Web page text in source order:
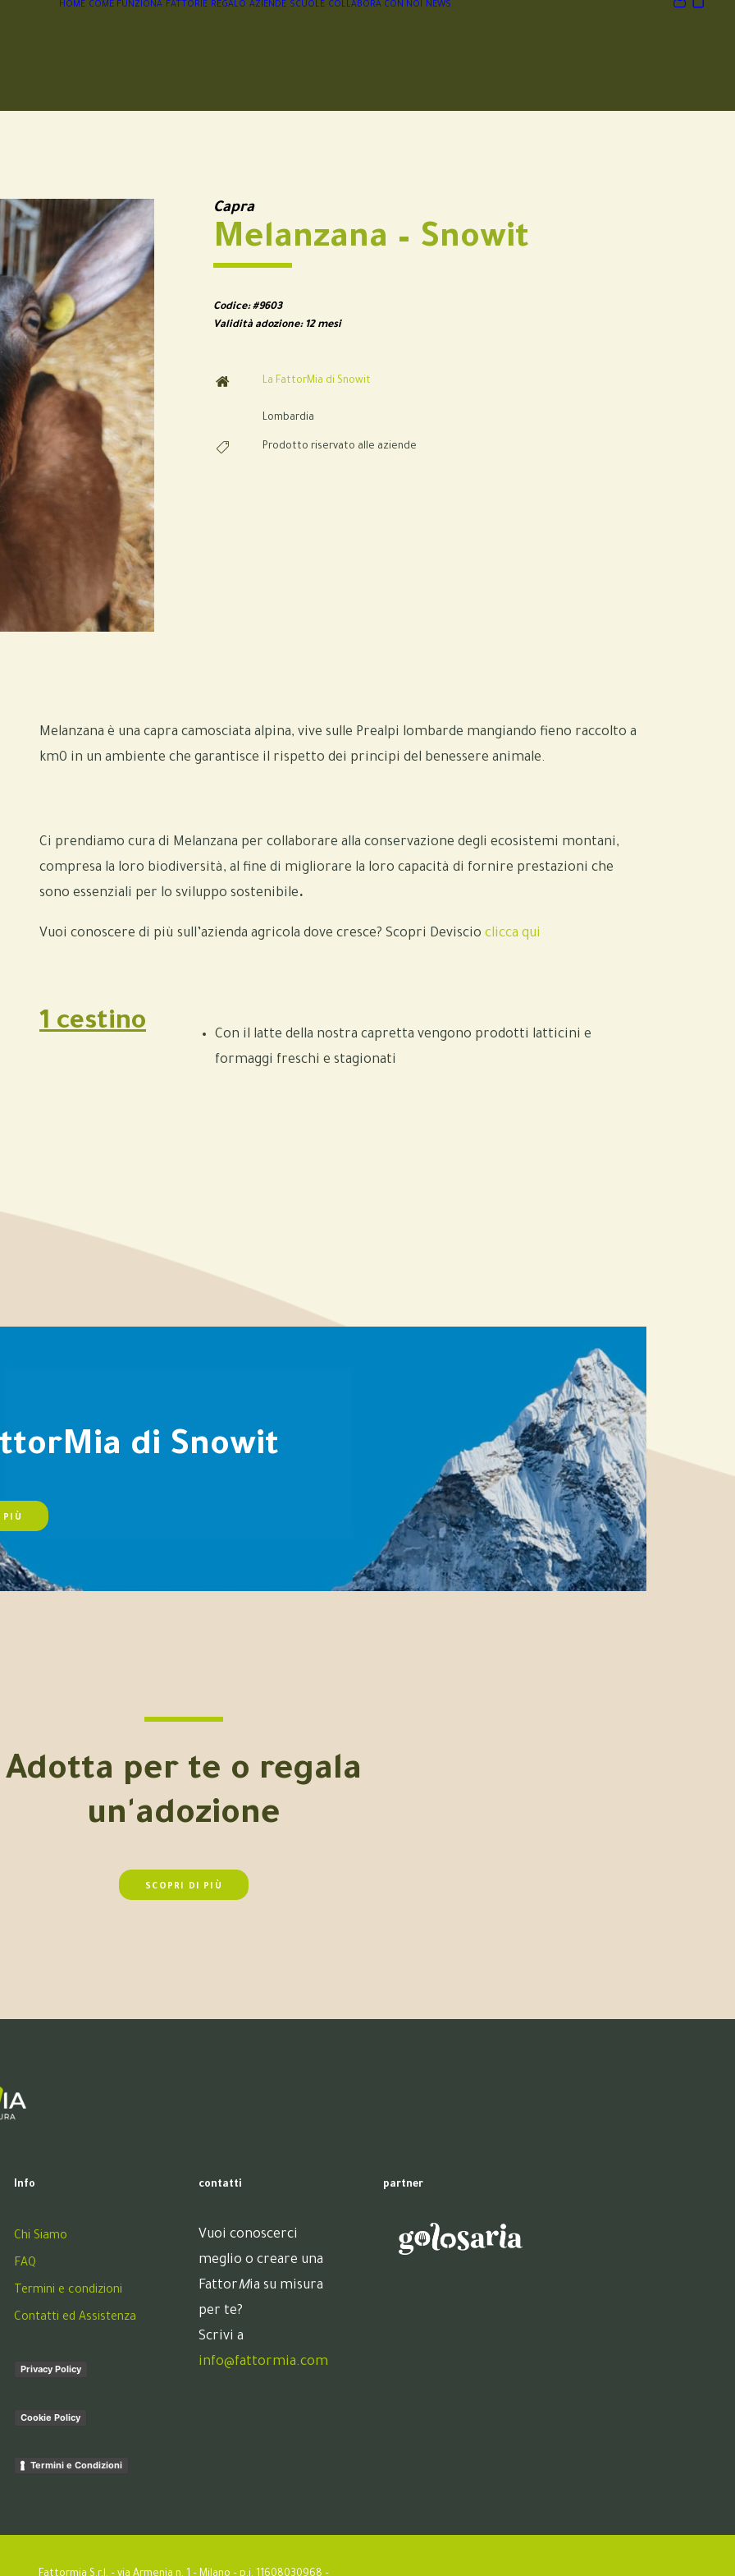
HOME COME FUNZIONA FATTORIE REGALO AZIENDE SCUOLE COLLABORA CON NOI NEWS
Capra
Melanzana – Snowit
Codice:#9603
Validità adozione:12 mesi
La FattorMia di Snowit
Lombardia
Prodotto riservato alle aziende
Melanzana è una capra camosciata alpina, vive sulle Prealpi lombarde mangiando fieno raccolto a
km0 in un ambiente che garantisce il rispetto dei principi del benessere animale.
Ci prendiamo cura di Melanzana per collaborare alla conservazione degli ecosistemi montani,
compresa la loro biodiversità, al fine di migliorare la loro capacità di fornire prestazioni che
sono essenziali per lo sviluppo sostenibile.
Vuoi conoscere di più sull’azienda agricola dove cresce? Scopri Deviscio clicca qui
1 cestino
Con il latte della nostra capretta vengono prodotti latticini e
formaggi freschi e stagionati
di Snowit
PIÙ
Adotta per te o regala
un'adozione
SCOPRI DI PIÙ
Info
Chi Siamo
FAQ
Termini e condizioni
Contatti ed Assistenza
Privacy Policy
Cookie Policy
Termini e Condizioni
contatti
Vuoi conoscerci
meglio o creare una
FattorMia su misura
per te?
Scrivi a
info@fattormia.com
partner